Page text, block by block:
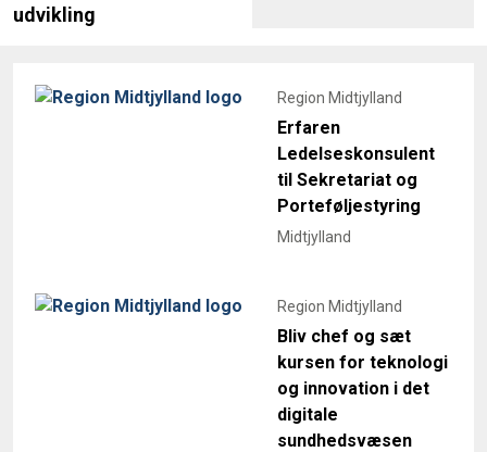
udvikling
Region Midtjylland
Erfaren
Ledelseskonsulent
til Sekretariat og
Porteføljestyring
Midtjylland
Region Midtjylland
Bliv chef og sæt
kursen for teknologi
og innovation i det
digitale
sundhedsvæsen